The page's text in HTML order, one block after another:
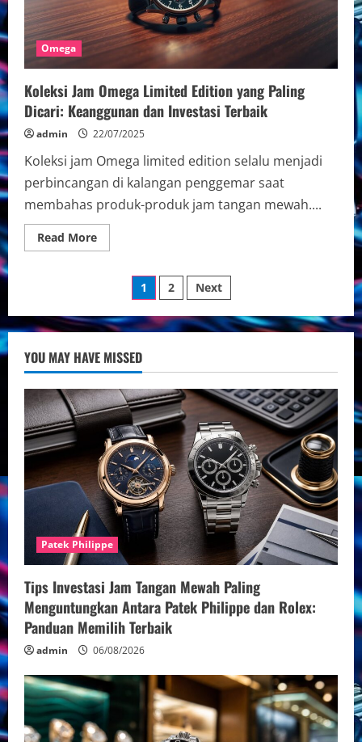
Terbaik
untuk
Pembeli
Omega
Koleksi Jam Omega Limited Edition yang Paling
Dicari: Keanggunan dan Investasi Terbaik
admin 22/07/2025
Koleksi jam Omega limited edition selalu menjadi
perbincangan di kalangan penggemar saat
membahas produk-produk jam tangan mewah....
Read MoreRead
more
Limited
Edition
yang
Dicari:
Keanggunan
dan
Terbaik
Posts
pagination
1 2 Next
YOU MAY HAVE MISSED
Patek Philippe
Tips Investasi Jam Tangan Mewah Paling
Menguntungkan Antara Patek Philippe dan Rolex:
Panduan Memilih Terbaik
admin 06/08/2026